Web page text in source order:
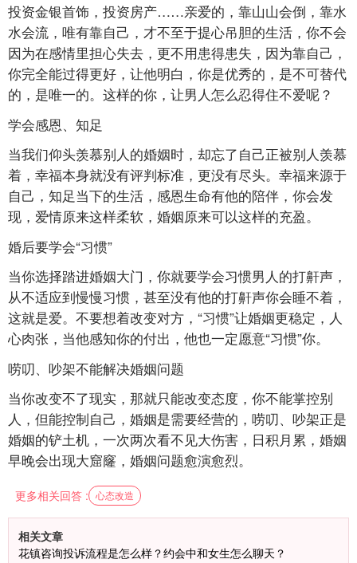
投资金银首饰，投资房产……亲爱的，靠山山会倒，靠水
水会流，唯有靠自己，才不至于提心吊胆的生活，你不会
因为在感情里担心失去，更不用患得患失，因为靠自己，
你完全能过得更好，让他明白，你是优秀的，是不可替代
的，是唯一的。这样的你，让男人怎么忍得住不爱呢？
学会感恩、知足
当我们仰头羡慕别人的婚姻时，却忘了自己正被别人羡慕
着，幸福本身就没有评判标准，更没有尽头。幸福来源于
自己，知足当下的生活，感恩生命有他的陪伴，你会发
现，爱情原来这样柔软，婚姻原来可以这样的充盈。
婚后要学会“习惯”
当你选择踏进婚姻大门，你就要学会习惯男人的打鼾声，
从不适应到慢慢习惯，甚至没有他的打鼾声你会睡不着，
这就是爱。不要想着改变对方，“习惯”让婚姻更稳定，人
心肉张，当他感知你的付出，他也一定愿意“习惯”你。
唠叨、吵架不能解决婚姻问题
当你改变不了现实，那就只能改变态度，你不能掌控别
人，但能控制自己，婚姻是需要经营的，唠叨、吵架正是
婚姻的铲土机，一次两次看不见大伤害，日积月累，婚姻
早晚会出现大窟窿，婚姻问题愈演愈烈。
更多相关回答 : 心态改造
相关文章
花镇咨询投诉流程是怎么样？约会中和女生怎么聊天？